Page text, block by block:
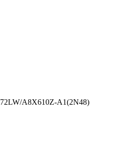
A8X610Z-A1(2N48)